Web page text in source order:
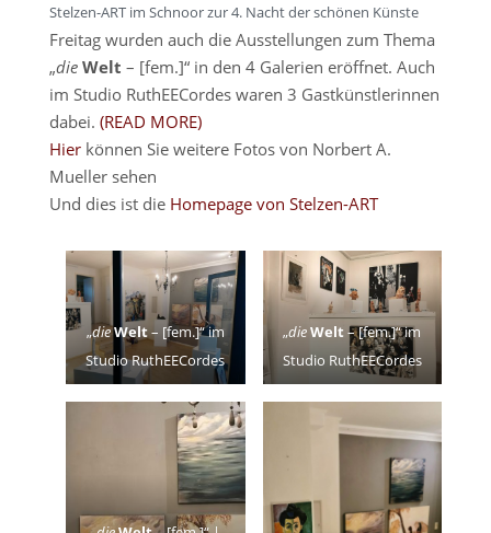
Stelzen-ART im Schnoor zur 4. Nacht der schönen Künste
Freitag wurden auch die Ausstellungen zum Thema
„die Welt – [fem.]“ in den 4 Galerien eröffnet. Auch
im Studio RuthEECordes waren 3 Gastkünstlerinnen
dabei. (READ MORE)
Hierkönnen Sie weitere Fotos von Norbert A.
Mueller sehen
Und dies ist die Homepage von Stelzen-ART
„dieWelt– [fem.]“ im
Studio RuthEECordes
„dieWelt – [fem.]“ im
Studio RuthEECordes